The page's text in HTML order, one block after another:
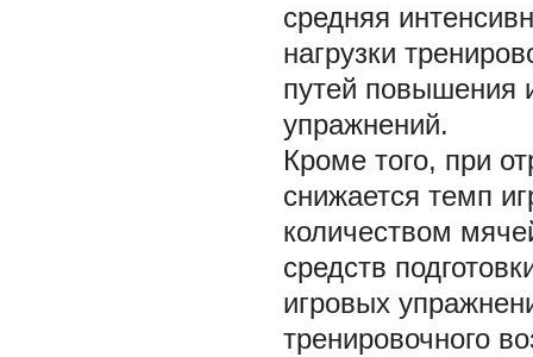
средняя
нагрузки
путей повышения
упражнений.
Кроме того, при
снижается темп
количеством
средств
игровых
тренировочного